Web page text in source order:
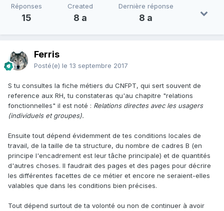
Réponses
15
Created
8 a
Dernière réponse
8 a
Ferris
Posté(e) le 13 septembre 2017
S tu consultes la fiche métiers du CNFPT, qui sert souvent de
reference aux RH, tu constateras qu'au chapitre "relations
fonctionnelles" il est noté : Relations directes avec les usagers
(individuels et groupes).
Ensuite tout dépend évidemment de tes conditions locales de
travail, de la taille de ta structure, du nombre de cadres B (en
principe l'encadrement est leur tâche principale) et de quantités
d'autres choses. Il faudrait des pages et des pages pour décrire
les différentes facettes de ce métier et encore ne seraient-elles
valables que dans les conditions bien précises.
Tout dépend surtout de ta volonté ou non de continuer à avoir